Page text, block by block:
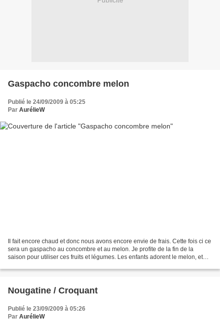
Gaspacho concombre melon
Publié le 24/09/2009 à 05:25
Par AurélieW
Il fait encore chaud et donc nous avons encore envie de frais. Cette fois ci ce
sera un gaspacho au concombre et au melon. Je profite de la fin de la
saison pour utiliser ces fruits et légumes. Les enfants adorent le melon, et
Nougatine / Croquant
Publié le 23/09/2009 à 05:26
Par AurélieW